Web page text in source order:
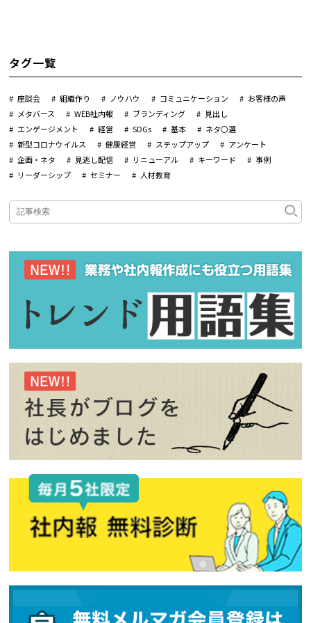
タグ一覧
座談会 組織作り ノウハウ コミュニケーション
お客様の声
メタバース
WEB社内報 ブランディング
見出し
エンゲージメント
経営 SDGs 基本
ネタ〇選
新型コロナウイルス
健康経営 ステップアップ
アンケート
企画・ネタ
見逃し配信 リニューアル キーワード
事例
リーダーシップ
セミナー 人材教育